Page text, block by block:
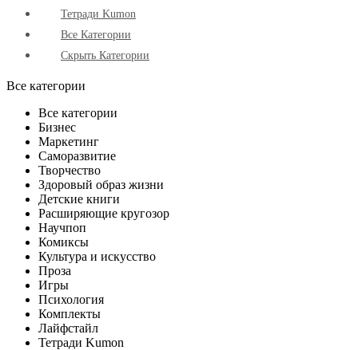
Тетради Kumon
Все Категории
Скрыть Категории
Все категории
Все категории
Бизнес
Маркетинг
Саморазвитие
Творчество
Здоровый образ жизни
Детские книги
Расширяющие кругозор
Научпоп
Комиксы
Культура и искусство
Проза
Игры
Психология
Комплекты
Лайфстайл
Тетради Kumon